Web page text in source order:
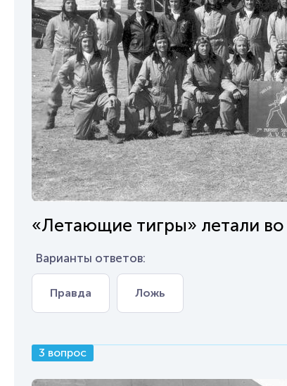
«Летающие тигры» летали
Варианты ответов:
Правда Ложь
3 вопрос